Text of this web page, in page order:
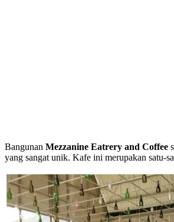
Bangunan Mezzanine Eatrery and Coffee
yang sangat unik. Kafe ini merupakan satu-